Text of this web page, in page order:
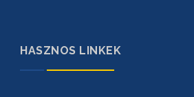
HASZNOS LINKEK